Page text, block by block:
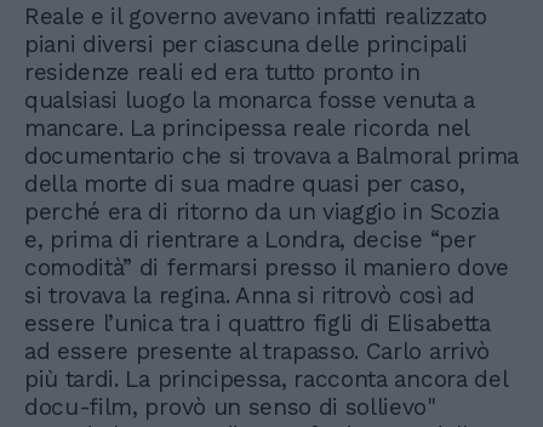
Reale e il governo avevano infatti realizzato
piani diversi per ciascuna delle principali
residenze reali ed era tutto pronto in
qualsiasi luogo la monarca fosse venuta a
mancare. La principessa reale ricorda nel
documentario che si trovava a Balmoral prima
della morte di sua madre quasi per caso,
perché era di ritorno da un viaggio in Scozia
e, prima di rientrare a Londra, decise “per
comodità” di fermarsi presso il maniero dove
si trovava la regina. Anna si ritrovò così ad
essere l’unica tra i quattro figli di Elisabetta
ad essere presente al trapasso. Carlo arrivò
più tardi. La principessa, racconta ancora del
docu-film, provò un senso di sollievo"